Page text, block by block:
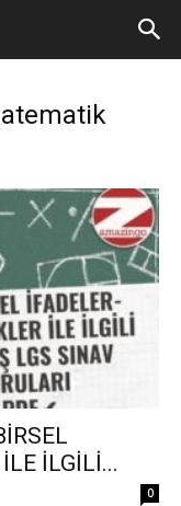
İLE İLGİLİ...
0